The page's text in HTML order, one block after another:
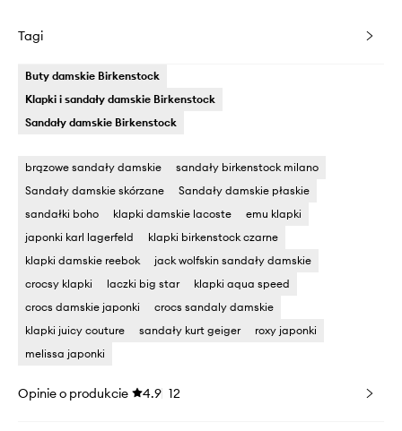
Tagi
Buty damskie Birkenstock
Klapki i sandały damskie Birkenstock
Sandały damskie Birkenstock
brązowe sandały damskie
sandały birkenstock milano
Sandały damskie skórzane
Sandały damskie płaskie
sandałki boho
klapki damskie lacoste
emu klapki
japonki karl lagerfeld
klapki birkenstock czarne
klapki damskie reebok
jack wolfskin sandały damskie
crocsy klapki
laczki big star
klapki aqua speed
crocs damskie japonki
crocs sandaly damskie
klapki juicy couture
sandały kurt geiger
roxy japonki
melissa japonki
Opinie o produkcie 4.9 12